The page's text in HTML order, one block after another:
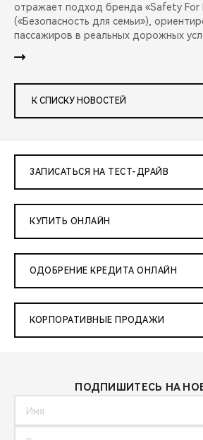
отражает подход бренда «Safety For
(«Безопасность для семьи»),
пассажиров в реальных дорожных
К СПИСКУ НОВОСТЕЙ
ЗАПИСАТЬСЯ НА ТЕСТ-ДРАЙВ
КУПИТЬ ОНЛАЙН
ОДОБРЕНИЕ КРЕДИТА ОНЛАЙН
КОРПОРАТИВНЫЕ ПРОДАЖИ
ПОДПИШИТЕСЬ НА